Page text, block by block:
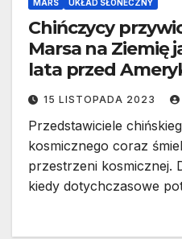
MARS UKŁAD SŁONECZNY
Chińczycy
Marsa na Ziemię
lata przed
15 LISTOPADA 2023
Przedstawiciele
kosmicznego coraz
przestrzeni kosmicznej.
kiedy dotychczasowe